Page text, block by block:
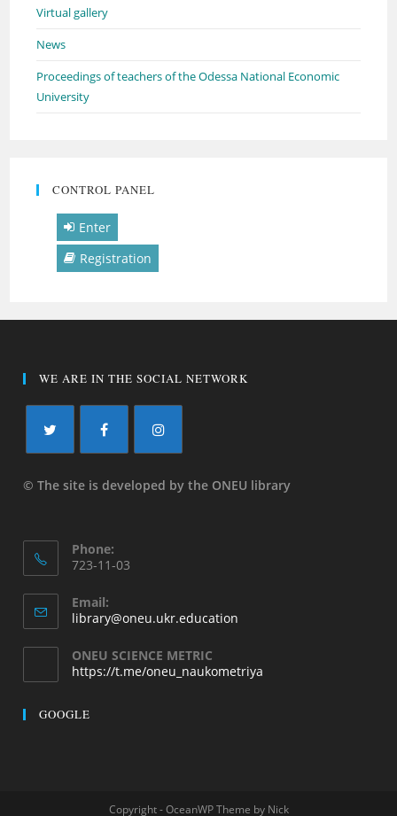
Virtual gallery
News
Proceedings of teachers of the Odessa National Economic
University
CONTROL PANEL
Enter
Registration
WE ARE IN THE SOCIAL NETWORK
© The site is developed by the ONEU library
Phone:
723-11-03
Email:
library@oneu.ukr.education
ONEU SCIENCE METRIC
https://t.me/oneu_naukometriya
GOOGLE
Copyright - OceanWP Theme by Nick